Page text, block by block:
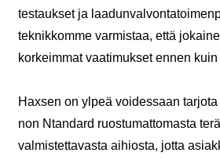
testaukset ja
teknikkomme varmistaa, että
korkeimmat vaatimukset ennen
Haxsen on ylpeä voidessaan
non Ntandard ruostumattomasta
valmistettavasta aihiosta, jotta